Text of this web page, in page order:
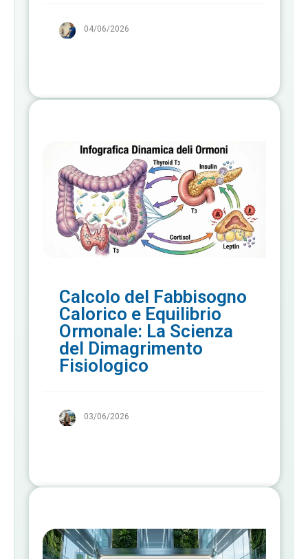
04/06/2026
Calcolo del Fabbisogno
Calorico e Equilibrio
Ormonale: La Scienza
del Dimagrimento
Fisiologico
03/06/2026